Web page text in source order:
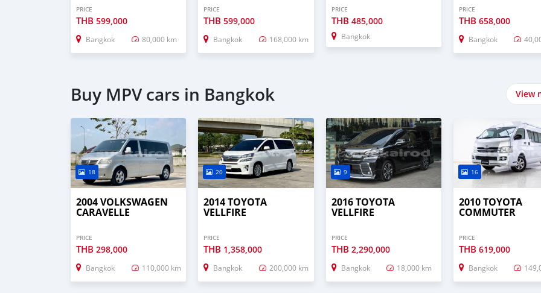
PRICE
THB 599,000
Bangkok 80,000 km
PRICE
THB599,000
Bangkok 168,000 km
PRICE
THB 485,000
Bangkok
PRICE
THB 658,000
Bangkok
Buy MPV cars in Bangkok View
18
2004 VOLKSWAGEN
CARAVELLE
PRICE
THB 298,000
Bangkok 110,000 km
20
2014 TOYOTA
VELLFIRE
PRICE
THB 1,358,000
Bangkok 200,000 km
9
2016 TOYOTA
VELLFIRE
PRICE
THB 2,290,000
Bangkok 18,000 km
16
2010 TOYOTA
COMMUTER
PRICE
THB 619,000
Bangkok